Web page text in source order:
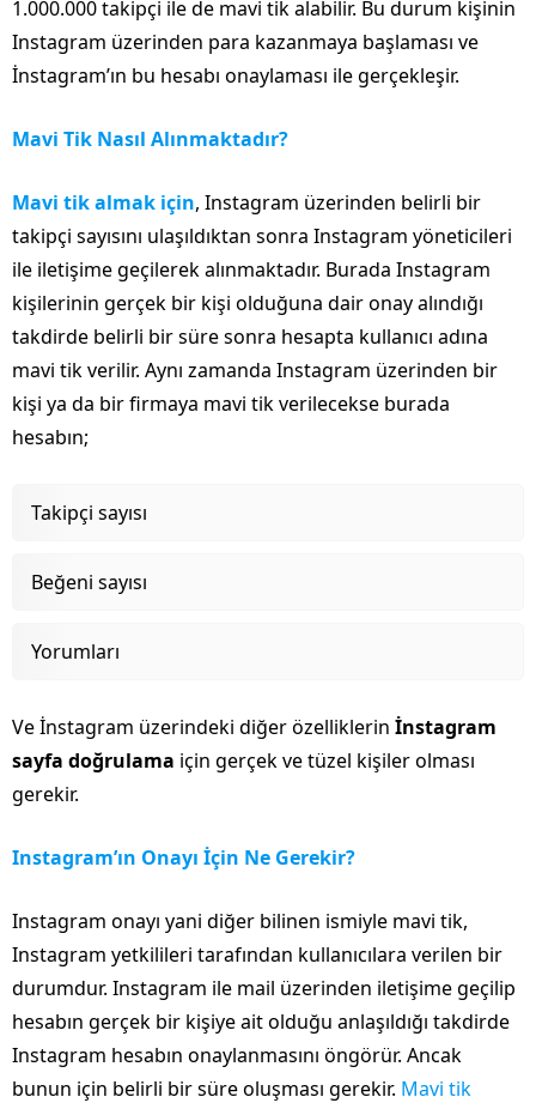
1.000.000 takipçi ile de mavi tik alabilir. Bu durum kişinin
Instagram üzerinden para kazanmaya başlaması ve
İnstagram’ın bu hesabı onaylaması ile gerçekleşir.
Mavi Tik Nasıl Alınmaktadır?
Mavi tik almak için, Instagram üzerinden belirli bir
takipçi sayısını ulaşıldıktan sonra Instagram yöneticileri
ile iletişime geçilerek alınmaktadır. Burada Instagram
kişilerinin gerçek bir kişi olduğuna dair onay alındığı
takdirde belirli bir süre sonra hesapta kullanıcı adına
mavi tik verilir. Aynı zamanda Instagram üzerinden bir
kişi ya da bir firmaya mavi tik verilecekse burada
hesabın;
Takipçi sayısı
Beğeni sayısı
Yorumları
Ve İnstagram üzerindeki diğer özelliklerin İnstagram
sayfa doğrulama için gerçek ve tüzel kişiler olması
gerekir.
Instagram’ın Onayı İçin Ne Gerekir?
Instagram onayı yani diğer bilinen ismiyle mavi tik,
Instagram yetkilileri tarafından kullanıcılara verilen bir
durumdur. Instagram ile mail üzerinden iletişime geçilip
hesabın gerçek bir kişiye ait olduğu anlaşıldığı takdirde
Instagram hesabın onaylanmasını öngörür. Ancak
bunun için belirli bir süre oluşması gerekir. Mavi tik